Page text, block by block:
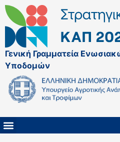
Γενική Γραμματεία
Υποδομών